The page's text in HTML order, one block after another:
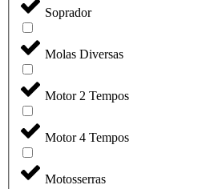
Soprador
Molas Diversas
Motor 2 Tempos
Motor 4 Tempos
Motosserras